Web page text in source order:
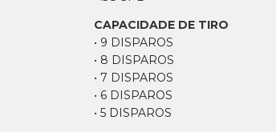
CAPACIDADE DE TIRO
• 9 DISPAROS
• 8 DISPAROS
• 7 DISPAROS
• 6 DISPAROS
• 5 DISPAROS